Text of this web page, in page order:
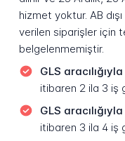
hizmet yoktur. AB
verilen siparişler için
belgelenmemiştir.
GLS
itibaren 2 ila 3 iş
GLS
itibaren 3 ila 4 iş